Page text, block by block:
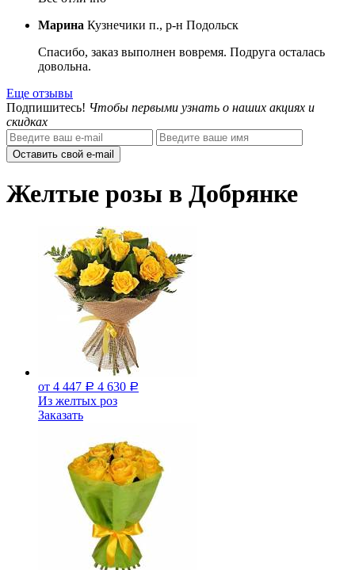
Марина Кузнечики п., р-н Подольск
Спасибо, заказ выполнен вовремя. Подруга осталась
довольна.
Еще отзывы
Подпишитесь! Чтобы первыми узнать о наших акциях и
скидках
Оставить свой e-mail
Желтые розы в Добрянке
от 4 447 Р 4 630 Р
Из желтых роз
Заказать